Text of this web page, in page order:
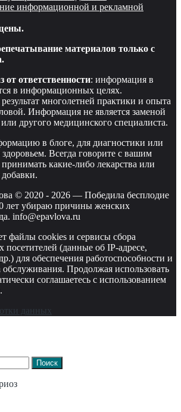
информационной и рекламной
материалов только с
ответственности: информация в
в информационных целях.
многолетней практики и опыта
Информация не является заменой
другого медицинского специалиста.
в блоге, для диагностики или
Всегда говорите с вашим
какие-либо лекарства или
© 2020 - 2026 — Победила бесплодие
лет убираю причины женских
info@epavlova.ru
файлы cookies и сервисы сбора
посетителей (данные об IP-адресе,
для обеспечения работоспособности и
обслуживания. Продолжая использовать
соглашаетесь с использованием
данных